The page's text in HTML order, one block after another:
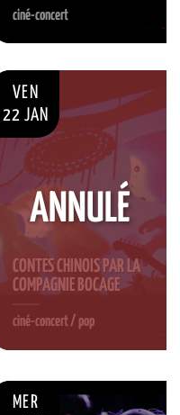
ciné-concert
VEN
22 JAN
CONTES CHINOIS PAR LA
COMPAGNIE BOCAGE
ciné-concert / pop
ANNULÉ
MER